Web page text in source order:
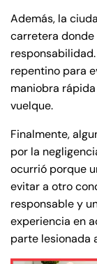
Además, la
carretera
repentino para
maniobra
vuelque.
Finalmente,
por la
ocurrió porque
evitar a otro
responsable y
experiencia en
parte lesionada